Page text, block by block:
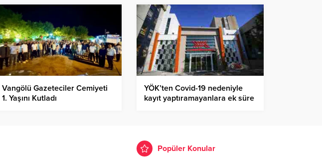
Vangölü Gazeteciler Cemiyeti
1. Yaşını Kutladı
YÖK’ten Covid-19 nedeniyle
kayıt yaptıramayanlara ek süre
Popüler Konular